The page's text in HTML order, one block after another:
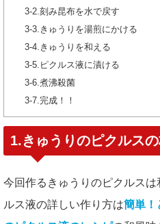
3-2.刻み昆布を水で戻す
3-3.きゅうりを湯煎にかける
3-4.きゅうりを和える
3-5.ピクルス液に漬ける
3-6.煮沸殺菌
3-7.完成！！
1.きゅうりのピクルス
今回作るきゅうりのピクルス
ルス液の詳しい作り方は簡単！